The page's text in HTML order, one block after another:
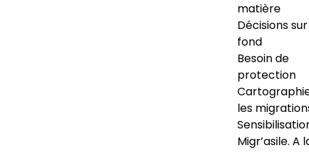
matière
Décisions
fond
Besoin de
protection
les
Migr’asile. A